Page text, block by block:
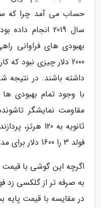
حساب می آمد چرا که
سال 2019 انجام
بهبودی های فراوانی
2000 دلار چیزی نبود
داشته باشند. در نتیجه
با وجود تمام بهبودی
مقاومت نمایشگر
ثانویه به 120
فولد 3 را 1600 دلار برای مدل پایه قیمت گذاری کند.
در مقایسه با قیمت پایه